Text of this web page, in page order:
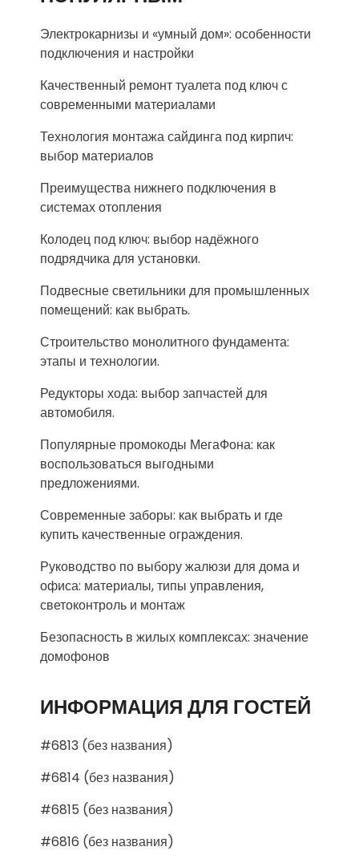
Электрокарнизы и «умный дом»: особенности
подключения и настройки
Качественный ремонт туалета под ключ с
современными материалами
Технология монтажа сайдинга под кирпич:
выбор материалов
Преимущества нижнего подключения в
системах отопления
Колодец под ключ: выбор надёжного
подрядчика для установки.
Подвесные светильники для промышленных
помещений: как выбрать.
Строительство монолитного фундамента:
этапы и технологии.
Редукторы хода: выбор запчастей для
автомобиля.
Популярные промокоды МегаФона: как
воспользоваться выгодными
предложениями.
Современные заборы: как выбрать и где
купить качественные ограждения.
Руководство по выбору жалюзи для дома и
офиса: материалы, типы управления,
светоконтроль и монтаж
Безопасность в жилых комплексах: значение
домофонов
ИНФОРМАЦИЯ ДЛЯ ГОСТЕЙ
#6813 (без названия)
#6814 (без названия)
#6815 (без названия)
#6816 (без названия)